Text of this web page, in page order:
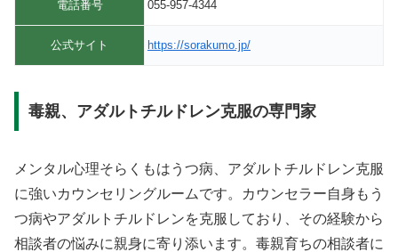
電話番号 055-957-4344
公式サイト https://sorakumo.jp/
毒親、アダルトチルドレン克服の専門家
メンタル心理そらくもはうつ病、アダルトチルドレン克服
に強いカウンセリングルームです。カウンセラー自身もう
つ病やアダルトチルドレンを克服しており、その経験から
相談者の悩みに親身に寄り添います。毒親育ちの相談者に